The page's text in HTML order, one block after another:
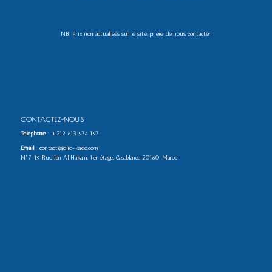
NB: Prix non actualisés sur le site. prière de nous contacter
CONTACTEZ-NOUS
Téléphone: +212 613 974 197
Email : contact@clic-kado.com
N°7, 19 Rue Ibn Al Hakam, 1er étage, Casablanca 20160, Maroc